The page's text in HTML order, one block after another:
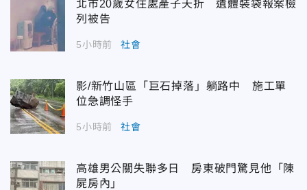
北市20歲女住處產子夭折 遺體裝袋報案檢
列被告
5小時前 社會
影/新竹山區「巨石掉落」躺路中 施工單
位急調怪手
5小時前 社會
高雄男公關失聯多日 房東破門驚見他「陳
屍房內」